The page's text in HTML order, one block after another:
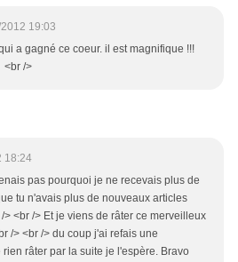
19:03
a gagné ce coeur. il est magnifique !!!
<br />
18:24
pas pourquoi je ne recevais plus de
tu n'avais plus de nouveaux articles
> <br /> Et je viens de râter ce merveilleux
/> <br /> du coup j'ai refais une
râter par la suite je l'espère. Bravo